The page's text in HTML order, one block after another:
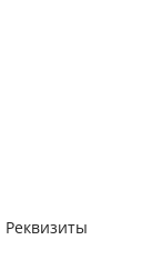
Реквизиты